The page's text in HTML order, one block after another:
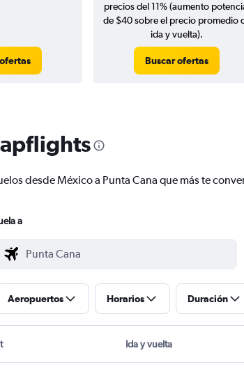
precios del 11% (aumento
de $40 sobre el precio promedio
ida y vuelta).
Buscar ofertas
desde México a Punta Cana que más te
a
Aeropuertos Horarios Duración
Ida y vuelta